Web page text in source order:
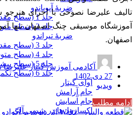
ضربۀ آپویاندو
جلد 1 (سطح مقدماتی)
جلد 2 (سطح متوسط)
ضربۀ تیراندو
جلد 3 (سطح مقدماتی)
جلد 4 (سطح متوسط)
جلد 5 (سطح پیشرفته)
جلد 6 (سطح تکمیلی)
آوای گیتار
جام آرامش
جام آسایش
اکسازول‌ها در شیمی آلی
آموزشگاه موسیقی چنگ اصفهان تنها
اصفهان.
آکادمی آموزش گیتار
27 دی 1402
ویدیو
ادامه مطلب